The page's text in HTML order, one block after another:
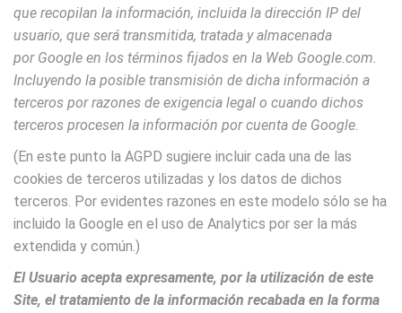
que recopilan la información, incluida la dirección IP del
usuario, que será transmitida, tratada y almacenada
por Google en los términos fijados en la Web Google.com.
Incluyendo la posible transmisión de dicha información a
terceros por razones de exigencia legal o cuando dichos
terceros procesen la información por cuenta de Google.
(En este punto la AGPD sugiere incluir cada una de las
cookies de terceros utilizadas y los datos de dichos
terceros. Por evidentes razones en este modelo sólo se ha
incluido la Google en el uso de Analytics por ser la más
extendida y común.)
El Usuario acepta expresamente, por la utilización de este
Site, el tratamiento de la información recabada en la forma